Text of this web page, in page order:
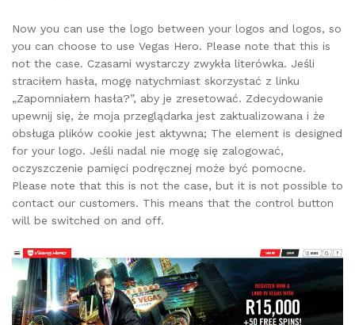
Now you can use the logo between your logos and logos, so
you can choose to use Vegas Hero. Please note that this is
not the case. Czasami wystarczy zwykła literówka. Jeśli
straciłem hasła, mogę natychmiast skorzystać z linku
„Zapomniałem hasła?”, aby je zresetować. Zdecydowanie
upewnij się, że moja przeglądarka jest zaktualizowana i że
obsługa plików cookie jest aktywna; The element is designed
for your logo. Jeśli nadal nie mogę się zalogować,
oczyszczenie pamięci podręcznej może być pomocne.
Please note that this is not the case, but it is not possible to
contact our customers. This means that the control button
will be switched on and off.